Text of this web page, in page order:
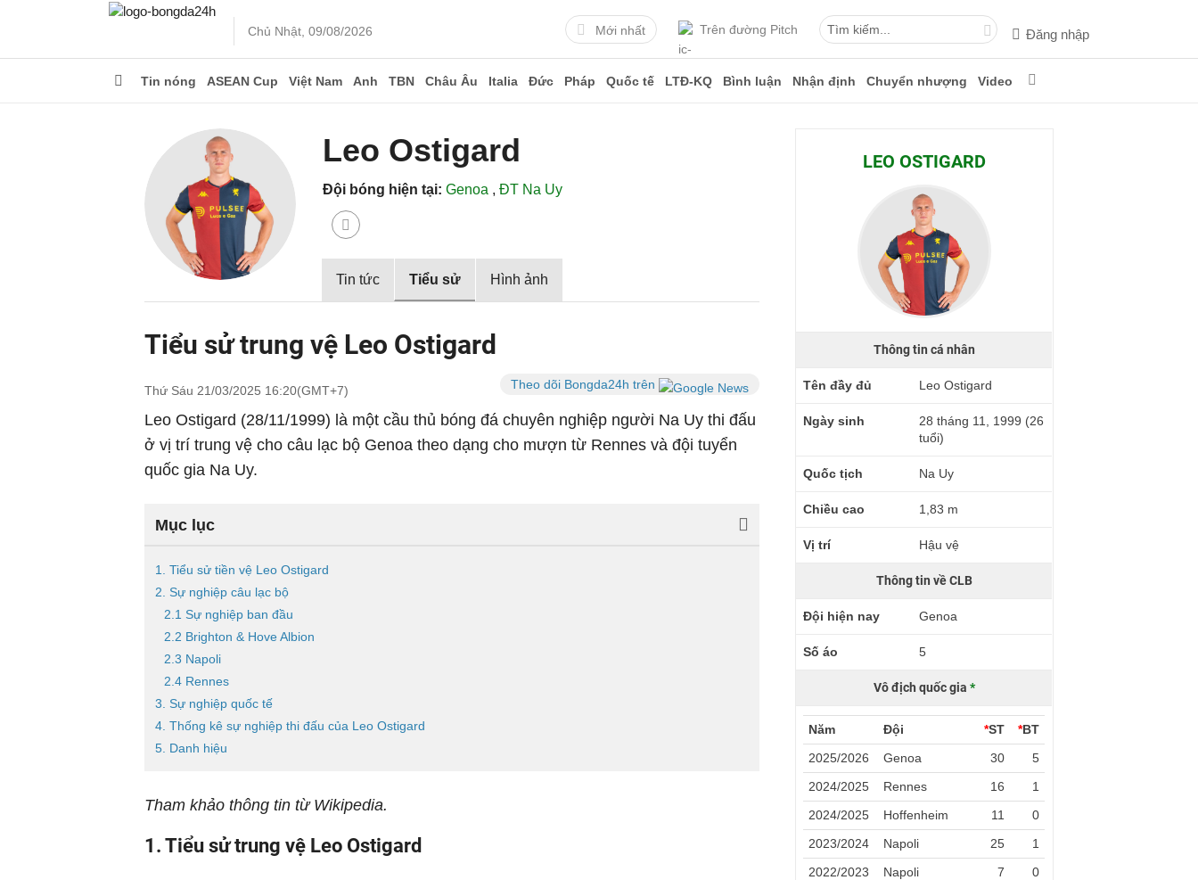
Chủ Nhật, 09/08/2026 Mới nhất Trên đường Pitch Đăng nhập
Tin nóng ASEAN Cup Việt Nam Anh TBN Châu Âu Italia Đức Pháp Quốc tế LTĐ-KQ Bình luận Nhận định Chuyển nhượng Video
Leo Ostigard
Đội bóng hiện tại: Genoa , ĐT Na Uy
Tin tức Tiểu sử Hình ảnh
Tiểu sử trung vệ Leo Ostigard
Thứ Sáu 21/03/2025 16:20(GMT+7) Theo dõi Bongda24h trên
Leo Ostigard (28/11/1999) là một cầu thủ bóng đá chuyên nghiệp người Na Uy thi đấu
ở vị trí trung vệ cho câu lạc bộ Genoa theo dạng cho mượn từ Rennes và đội tuyển
quốc gia Na Uy.
Mục lục
1. Tiểu sử tiền vệ Leo Ostigard
2. Sự nghiệp câu lạc bộ
2.1 Sự nghiệp ban đầu
2.2 Brighton & Hove Albion
2.3 Napoli
2.4 Rennes
3. Sự nghiệp quốc tế
4. Thống kê sự nghiệp thi đấu của Leo Ostigard
5. Danh hiệu
Tham khảo thông tin từ Wikipedia.
1. Tiểu sử trung vệ Leo Ostigard
LEO OSTIGARD
Thông tin cá nhân
Tên đầy đủ Leo Ostigard
Ngày sinh
28 tháng 11, 1999 (26
tuổi)
Quốc tịch Na Uy
Chiều cao 1,83 m
Vị trí Hậu vệ
Thông tin về CLB
Đội hiện nay Genoa
Số áo 5
Vô địch quốc gia *
Năm Đội *ST *BT
2025/2026
Genoa 30
5
2024/2025
Rennes 16
1
2024/2025
Hoffenheim 11
0
2023/2024
Napoli 25
1
2022/2023
Napoli 7
0